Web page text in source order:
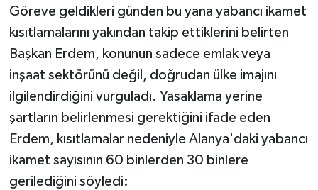
Göreve geldikleri günden bu yana yabancı ikamet
kısıtlamalarını yakından takip ettiklerini belirten
Başkan Erdem, konunun sadece emlak veya
inşaat sektörünü değil, doğrudan ülke imajını
ilgilendirdiğini vurguladı. Yasaklama yerine
şartların belirlenmesi gerektiğini ifade eden
Erdem, kısıtlamalar nedeniyle Alanya'daki yabancı
ikamet sayısının 60 binlerden 30 binlere
gerilediğini söyledi: